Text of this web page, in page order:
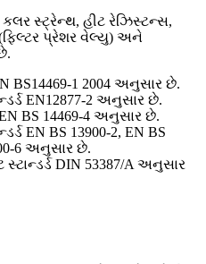
કલર સ્ટ્રેન્થ, હીટ રેઝિસ્ટન્સ,
પ્રેશર વેલ્યુ) અને
BS14469-1 2004 અનુસાર છે.
EN12877-2 અનુસાર છે.
BS 14469-4 અનુસાર છે.
EN BS 13900-2, EN BS
6 અનુસાર છે.
DIN 53387/A અનુસાર